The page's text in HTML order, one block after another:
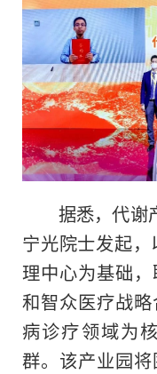
据悉，代
宁光院士发起
理中心为基础
和智众医疗战
病诊疗领域为
群。该产业园